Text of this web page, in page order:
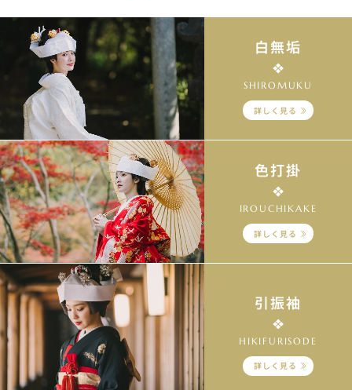
白無垢
SHIROMUKU
詳しく見る
色打掛
IROUCHIKAKE
詳しく見る
引振袖
HIKIFURISODE
詳しく見る